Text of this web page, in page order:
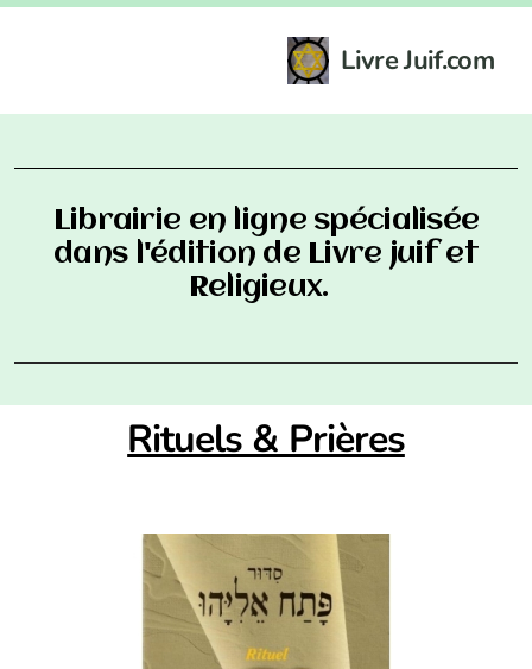
Livre Juif.com
Librairie en ligne spécialisée
dans l'édition de Livre juif et
Religieux.
Rituels & Prières